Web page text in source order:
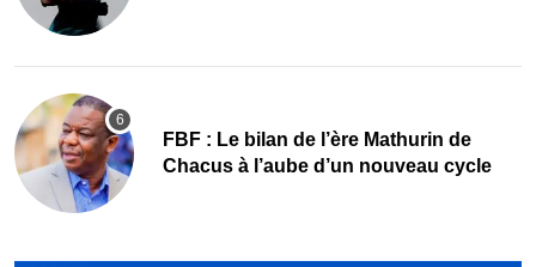
FBF : Le bilan de l’ère Mathurin de
Chacus à l’aube d’un nouveau cycle